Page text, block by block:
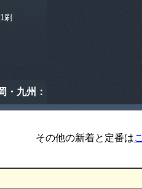
その他の新着と定番は